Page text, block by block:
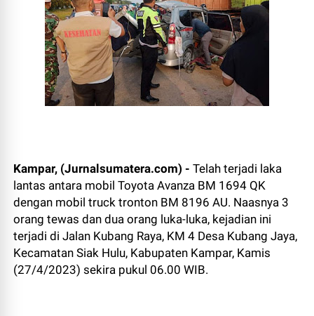
Kampar, (Jurnalsumatera.com) -Telah terjadi laka
lantas antara mobil Toyota Avanza BM 1694 QK
dengan mobil truck tronton BM 8196 AU. Naasnya 3
orang tewas dan dua orang luka-luka, kejadian ini
terjadi di Jalan Kubang Raya, KM 4 Desa Kubang Jaya,
Kecamatan Siak Hulu, Kabupaten Kampar, Kamis
(27/4/2023) sekira pukul 06.00 WIB.